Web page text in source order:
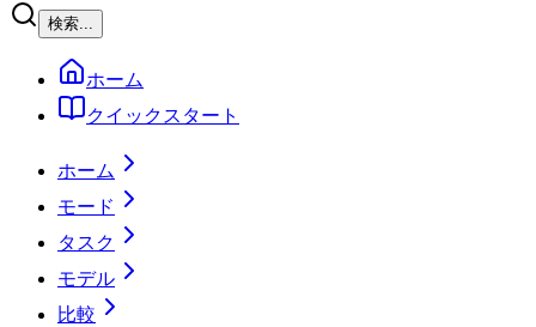
検索...
ホーム
クイックスタート
ホーム
モード
タスク
モデル
比較